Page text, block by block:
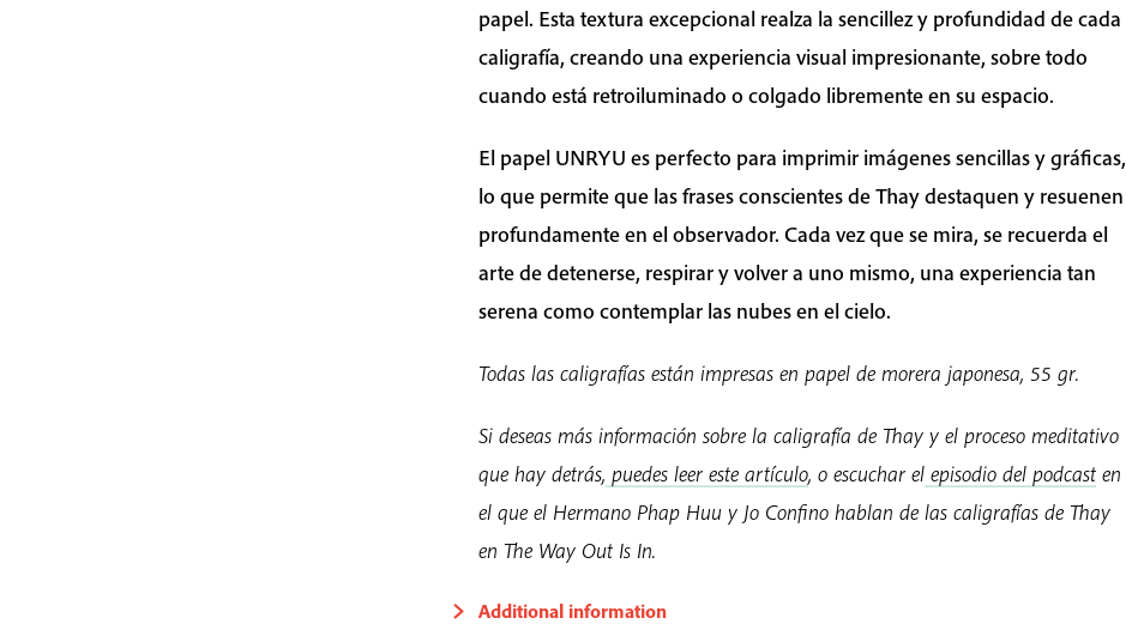
papel. Esta textura excepcional realza la sencillez y profundidad de cada
caligrafía, creando una experiencia visual impresionante, sobre todo
cuando está retroiluminado o colgado libremente en su espacio.
El papel UNRYU es perfecto para imprimir imágenes sencillas y gráficas,
lo que permite que las frases conscientes de Thay destaquen y resuenen
profundamente en el observador. Cada vez que se mira, se recuerda el
arte de detenerse, respirar y volver a uno mismo, una experiencia tan
serena como contemplar las nubes en el cielo.
Todas las caligrafías están impresas en papel de morera japonesa, 55 gr.
Si deseas más información sobre la caligrafía de Thay y el proceso meditativo
que hay detrás, puedes leer este artículo, o escuchar el episodio del podcast en
el que el Hermano Phap Huu y Jo Confino hablan de las caligrafías de Thay
en The Way Out Is In.
Additional information